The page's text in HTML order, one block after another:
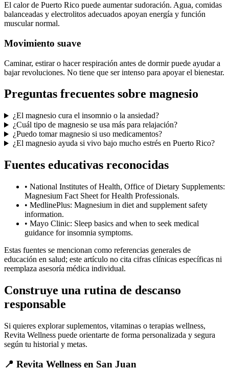
El calor de Puerto Rico puede aumentar sudoración. Agua, comidas
balanceadas y electrolitos adecuados apoyan energía y función
muscular normal.
Movimiento suave
Caminar, estirar o hacer respiración antes de dormir puede ayudar a
bajar revoluciones. No tiene que ser intenso para apoyar el bienestar.
Preguntas frecuentes sobre magnesio
¿El magnesio cura el insomnio o la ansiedad?
¿Cuál tipo de magnesio se usa más para relajación?
¿Puedo tomar magnesio si uso medicamentos?
¿El magnesio ayuda si vivo bajo mucho estrés en Puerto Rico?
Fuentes educativas reconocidas
• National Institutes of Health, Office of Dietary Supplements:
Magnesium Fact Sheet for Health Professionals.
• MedlinePlus: Magnesium in diet and supplement safety
information.
• Mayo Clinic: Sleep basics and when to seek medical
guidance for insomnia symptoms.
Estas fuentes se mencionan como referencias generales de
educación en salud; este artículo no cita cifras clínicas específicas ni
reemplaza asesoría médica individual.
Construye una rutina de descanso
responsable
Si quieres explorar suplementos, vitaminas o terapias wellness,
Revita Wellness puede orientarte de forma personalizada y segura
según tu historial y metas.
📍 Revita Wellness en San Juan